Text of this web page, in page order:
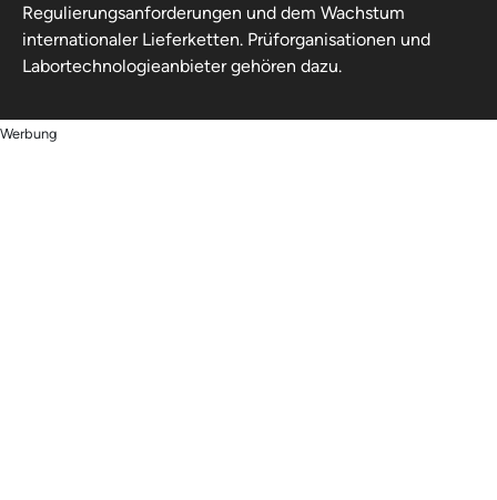
Regulierungsanforderungen und dem Wachstum
internationaler Lieferketten. Prüforganisationen und
Labortechnologieanbieter gehören dazu.
Werbung